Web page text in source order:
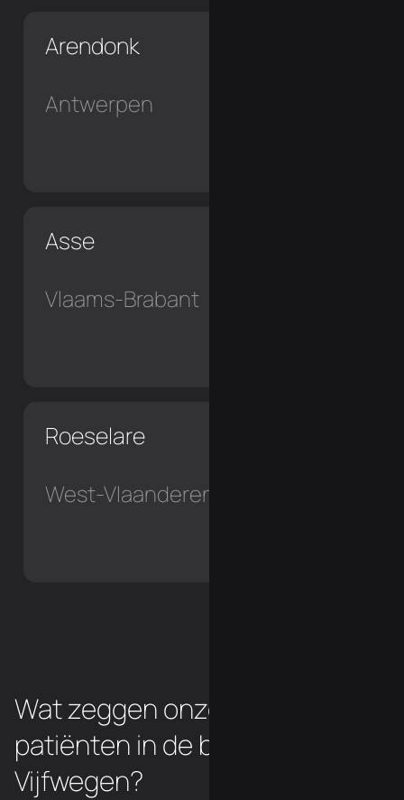
Arendonk
Antwerpen
Asse
Vlaams-Brabant
Roeselare
West-Vlaanderen
Wat zeggen onze osteopathie
patiënten in de buurt van
Vijfwegen?